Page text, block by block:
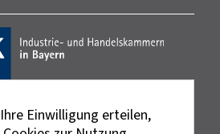
Einwilligung erteilen,